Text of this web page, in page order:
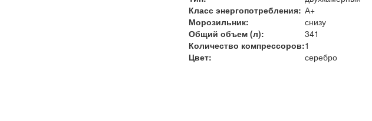
Класс энергопотребления: А+
Морозильник:
снизу
Общий объем (л):
341
Количество компрессоров:1
Цвет:
серебро